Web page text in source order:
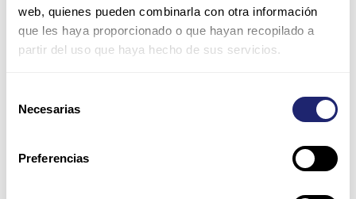
web, quienes pueden combinarla con otra información
que les haya proporcionado o que hayan recopilado a
partir del uso que haya hecho de sus servicios.
Necesarias
Preferencias
Todos los productos
Componentes
CPU (Processors)
Intel Xeon Gold 6000 1gen
Intel Xeon Gold 6144 8-Core 24.75MB Cache 3,